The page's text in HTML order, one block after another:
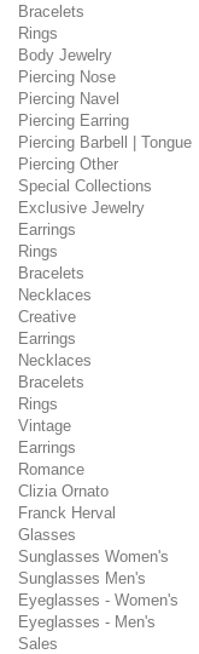
Bracelets
Rings
Body Jewelry
Piercing Nose
Piercing Navel
Piercing Earring
Piercing Barbell | Tongue
Piercing Other
Special Collections
Exclusive Jewelry
Earrings
Rings
Bracelets
Necklaces
Creative
Earrings
Necklaces
Bracelets
Rings
Vintage
Earrings
Romance
Clizia Ornato
Franck Herval
Glasses
Sunglasses Women's
Sunglasses Men's
Eyeglasses - Women's
Eyeglasses - Men's
Sales